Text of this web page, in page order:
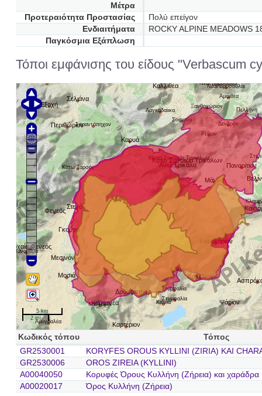
Μέτρα
Προτεραιότητα Προστασίας
Πολύ επείγον
Ενδιαιτήματα
ROCKY ALPINE MEADOWS
Παγκόσμια Εξάπλωση
Τόποι εμφάνισης του είδους "Verbascum
Νέαι Βρυσούλαι
Καλλιθέα Νέαι Βρυσούλαι
Σελιάνα Αμφιθέα
Εξοχή Ξανθοχώριον
Λαγκαδαίικα
Πελλήνη
Σοφιανά
ΠεριθώριονΣαραντάπηχον
Δενδρόν
Ρέθιον
Καρυά
Κάτω Συνοικία Τρικάλων
Μέση Συνοικία Τρικάλων
'Aνω Τρίκαλα
Κάτω Ταρσός
Παναρίτιον
Μάννα
Στενόν
Φενεός
Γκούρα
Κεφαλάριον
Αρχαία Φενεός
Πανόραμα
Μεσινόν
Κυλλήνη
Μοσιά Καλιάνοι
Στυμφαλία
Δροσοπηγή
Στυμφαλία
Καστανέα Κιόνια
Καστανέα Ψάριον
Αμυγδαλέα Καρτέριον
5 km
2 mi
Κωδικός τόπου
Τόπος
GR2530001
KORYFES OROUS KYLLINI (ZIRIA) KAI
GR2530006
OROS ZIREIA (KYLLINI)
A00040050
Κορυφές Όρους Κυλλήνη (Ζήρεια) και
A00020017
Όρος Κυλλήνη (Ζήρεια)